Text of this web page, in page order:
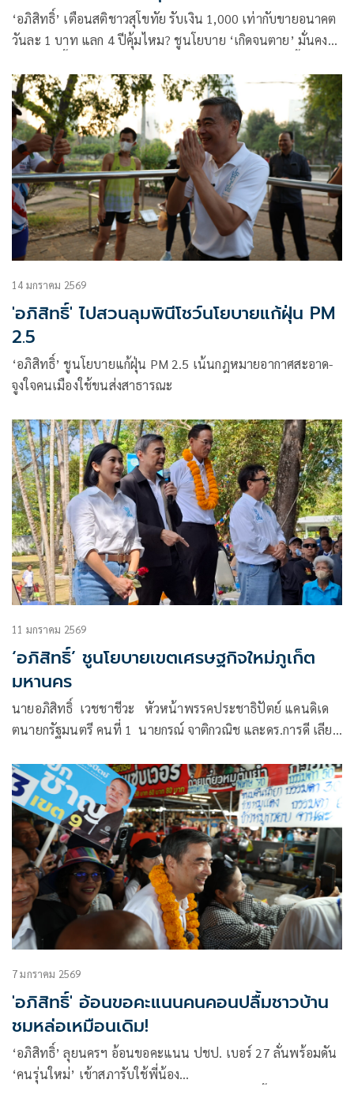
‘อภิสิทธิ์’ เตือนสติชาวสุโขทัย รับเงิน 1,000 เท่ากับขายอนาคต
วันละ 1 บาท แลก 4 ปีคุ้มไหม? ชูนโยบาย ‘เกิดจนตาย’ มั่นคง
2,000 บาทกลุ่มเยาวชน
14 มกราคม 2569
'อภิสิทธิ์' ไปสวนลุมพินีโชว์นโยบายแก้ฝุ่น PM
2.5
‘อภิสิทธิ์’ ชูนโยบายแก้ฝุ่น PM 2.5 เน้นกฎหมายอากาศสะอาด-
จูงใจคนเมืองใช้ขนส่งสาธารณะ
11 มกราคม 2569
‘อภิสิทธิ์’ ชูนโยบายเขตเศรษฐกิจใหม่ภูเก็ต
มหานคร
นายอภิสิทธิ์ เวชชาชีวะ หัวหน้าพรรคประชาธิปัตย์ แคนดิเด
ตนายกรัฐมนตรี คนที่ 1 นายกรณ์ จาติกวณิช และดร.การดี เลียว
7 มกราคม 2569
'อภิสิทธิ์' อ้อนขอคะแนนคนคอนปลื้มชาวบ้าน
ชมหล่อเหมือนเดิม!
‘อภิสิทธิ์’ ลุยนครฯ อ้อนขอคะแนน ปชป. เบอร์ 27 ลั่นพร้อมดัน
‘คนรุ่นใหม่’ เข้าสภารับใช้พี่น้อง